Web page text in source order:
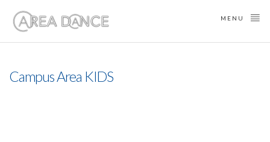
MENU
Campus Area KIDS